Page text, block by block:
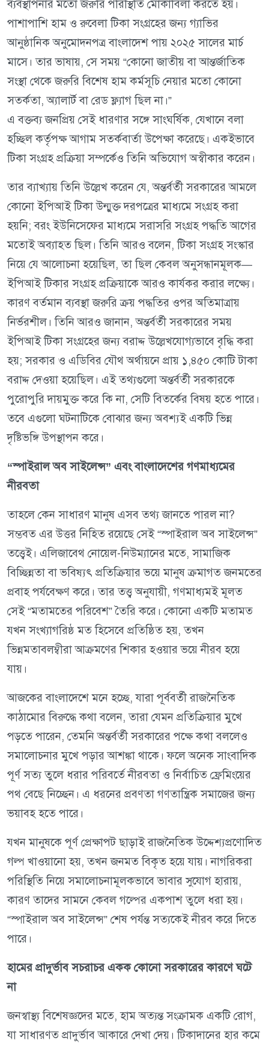
ব্যবস্থাপনার মতো জরুরি পরিস্থিতি মোকাবিলা করতে হয়।
পাশাপাশি হাম ও রুবেলা টিকা সংগ্রহের জন্য গ্যাভির
আনুষ্ঠানিক অনুমোদনপত্র বাংলাদেশ পায় ২০২৫ সালের মার্চ
মাসে। তার ভাষায়, সে সময় “কোনো জাতীয় বা আন্তর্জাতিক
সংস্থা থেকে জরুরি বিশেষ হাম কর্মসূচি নেয়ার মতো কোনো
সতর্কতা, অ্যালার্ট বা রেড ফ্ল্যাগ ছিল না।”
এ বক্তব্য জনপ্রিয় সেই ধারণার সঙ্গে সাংঘর্ষিক, যেখানে বলা
হচ্ছিল কর্তৃপক্ষ আগাম সতর্কবার্তা উপেক্ষা করেছে। একইভাবে
টিকা সংগ্রহ প্রক্রিয়া সম্পর্কেও তিনি অভিযোগ অস্বীকার করেন।
তার ব্যাখ্যায় তিনি উল্লেখ করেন যে, অন্তর্বর্তী সরকারের আমলে
কোনো ইপিআই টিকা উন্মুক্ত দরপত্রের মাধ্যমে সংগ্রহ করা
হয়নি; বরং ইউনিসেফের মাধ্যমে সরাসরি সংগ্রহ পদ্ধতি আগের
মতোই অব্যাহত ছিল। তিনি আরও বলেন, টিকা সংগ্রহ সংস্কার
নিয়ে যে আলোচনা হয়েছিল, তা ছিল কেবল অনুসন্ধানমূলক—
ইপিআই টিকার সংগ্রহ প্রক্রিয়াকে আরও কার্যকর করার লক্ষ্যে।
কারণ বর্তমান ব্যবস্থা জরুরি ক্রয় পদ্ধতির ওপর অতিমাত্রায়
নির্ভরশীল। তিনি আরও জানান, অন্তর্বর্তী সরকারের সময়
ইপিআই টিকা সংগ্রহের জন্য বরাদ্দ উল্লেখযোগ্যভাবে বৃদ্ধি করা
হয়; সরকার ও এডিবির যৌথ অর্থায়নে প্রায় ১,৪৫০ কোটি টাকা
বরাদ্দ দেওয়া হয়েছিল। এই তথ্যগুলো অন্তর্বর্তী সরকারকে
পুরোপুরি দায়মুক্ত করে কি না, সেটি বিতর্কের বিষয় হতে পারে।
তবে এগুলো ঘটনাটিকে বোঝার জন্য অবশ্যই একটি ভিন্ন
দৃষ্টিভঙ্গি উপস্থাপন করে।
“স্পাইরাল অব সাইলেন্স” এবং বাংলাদেশের গণমাধ্যমের
নীরবতা
তাহলে কেন সাধারণ মানুষ এসব তথ্য জানতে পারল না?
সম্ভবত এর উত্তর নিহিত রয়েছে সেই “স্পাইরাল অব সাইলেন্স”
তত্ত্বেই। এলিজাবেথ নোয়েল-নিউম্যানের মতে, সামাজিক
বিচ্ছিন্নতা বা ভবিষ্যৎ প্রতিক্রিয়ার ভয়ে মানুষ ক্রমাগত জনমতের
প্রবাহ পর্যবেক্ষণ করে। তার তত্ত্ব অনুযায়ী, গণমাধ্যমই মূলত
সেই “মতামতের পরিবেশ” তৈরি করে। কোনো একটি মতামত
যখন সংখ্যাগরিষ্ঠ মত হিসেবে প্রতিষ্ঠিত হয়, তখন
ভিন্নমতাবলম্বীরা আক্রমণের শিকার হওয়ার ভয়ে নীরব হয়ে
যায়।
আজকের বাংলাদেশে মনে হচ্ছে, যারা পূর্ববর্তী রাজনৈতিক
কাঠামোর বিরুদ্ধে কথা বলেন, তারা যেমন প্রতিক্রিয়ার মুখে
পড়তে পারেন, তেমনি অন্তর্বর্তী সরকারের পক্ষে কথা বললেও
সমালোচনার মুখে পড়ার আশঙ্কা থাকে। ফলে অনেক সাংবাদিক
পূর্ণ সত্য তুলে ধরার পরিবর্তে নীরবতা ও নির্বাচিত ফ্রেমিংয়ের
পথ বেছে নিচ্ছেন। এ ধরনের প্রবণতা গণতান্ত্রিক সমাজের জন্য
ভয়াবহ হতে পারে।
যখন মানুষকে পূর্ণ প্রেক্ষাপট ছাড়াই রাজনৈতিক উদ্দেশ্যপ্রণোদিত
গল্প খাওয়ানো হয়, তখন জনমত বিকৃত হয়ে যায়। নাগরিকরা
পরিস্থিতি নিয়ে সমালোচনামূলকভাবে ভাবার সুযোগ হারায়,
কারণ তাদের সামনে কেবল গল্পের একপাশ তুলে ধরা হয়।
“স্পাইরাল অব সাইলেন্স” শেষ পর্যন্ত সত্যকেই নীরব করে দিতে
পারে।
হামের প্রাদুর্ভাব সচরাচর একক কোনো সরকারের কারণে ঘটে
না
জনস্বাস্থ্য বিশেষজ্ঞদের মতে, হাম অত্যন্ত সংক্রামক একটি রোগ,
যা সাধারণত প্রাদুর্ভাব আকারে দেখা দেয়। টিকাদানের হার কমে